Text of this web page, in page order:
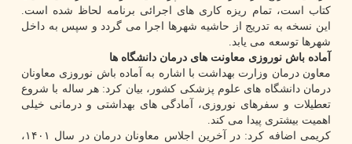
کتاب است، تمام ریزه کاری های اجرائی برنامه لحاظ شده است.
این نسخه به تدریج از حاشیه شهرها اجرا می گردد و سپس به داخل
شهرها توسعه می یابد.
آماده باش نوروزی معاونت های درمان دانشگاه ها
معاون درمان وزارت بهداشت با اشاره به آماده باش نوروزی معاونان
درمان دانشگاه های علوم پزشکی کشور، بیان کرد: هر ساله با شروع
تعطیلات و سفرهای نوروزی، آمادگی های بهداشتی و درمانی خیلی
اهمیت بیشتری پیدا می کند.
کریمی اضافه کرد: در آخرین اجلاس معاونان درمان در سال ۱۴۰۱،